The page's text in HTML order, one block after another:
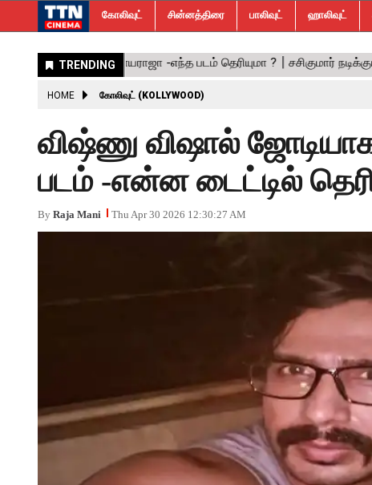
கோலிவுட் சின்னத்திரை பாலிவுட் ஹாலிவுட்
HOME கோலிவுட் (KOLLYWOOD)
விஷ்ணு விஷால்
படம் -என்ன டைட்டில்
By Raja Mani Thu Apr 30 2026 12:30:27 AM